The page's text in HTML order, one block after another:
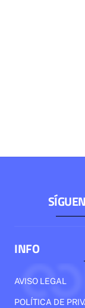
INFO
AVISO LEGAL
POLÍTICA DE